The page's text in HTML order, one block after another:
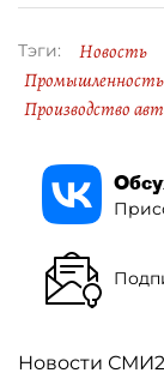
Тэги: Новость
Промышленность
Производство
Новости СМИ2